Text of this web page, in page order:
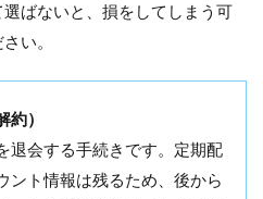
ばないと、損をしてしまう可
い。
）
退会する手続きです。定期配
ント情報は残るため、後から